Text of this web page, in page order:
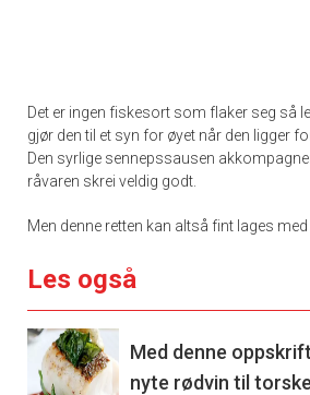
Det er ingen fiskesort som flaker seg så
gjør den til et syn for øyet når den ligger
Den syrlige sennepssausen
råvaren skrei veldig godt.
Men denne retten kan altså fint lages
Les også
Med denne
nyte rødvin til